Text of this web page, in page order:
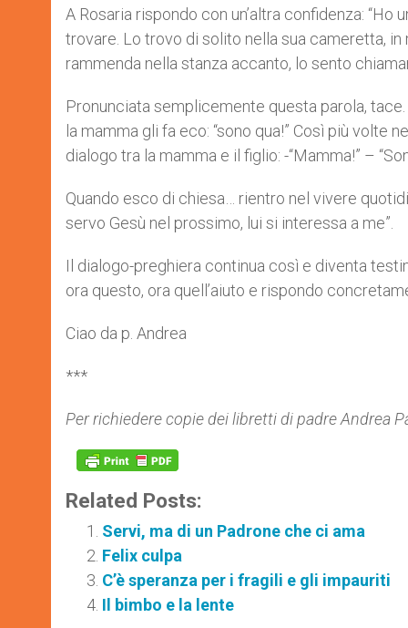
A Rosaria rispondo con un’altra confidenza: “Ho
trovare. Lo trovo di solito nella sua cameretta,
rammenda nella stanza accanto, lo sento
Pronunciata semplicemente questa parola,
la mamma gli fa eco: “sono qua!” Così più
dialogo tra la mamma e il figlio: -“Mamma!” –
Quando esco di chiesa… rientro nel vivere
servo Gesù nel prossimo, lui si interessa a me”.
Il dialogo-preghiera continua così e diventa
ora questo, ora quell’aiuto e rispondo
Ciao da p. Andrea
***
Per richiedere copie dei libretti di padre Andrea
Related Posts:
Servi, ma di un Padrone che ci ama
Felix culpa
C’è speranza per i fragili e gli impauriti
Il bimbo e la lente